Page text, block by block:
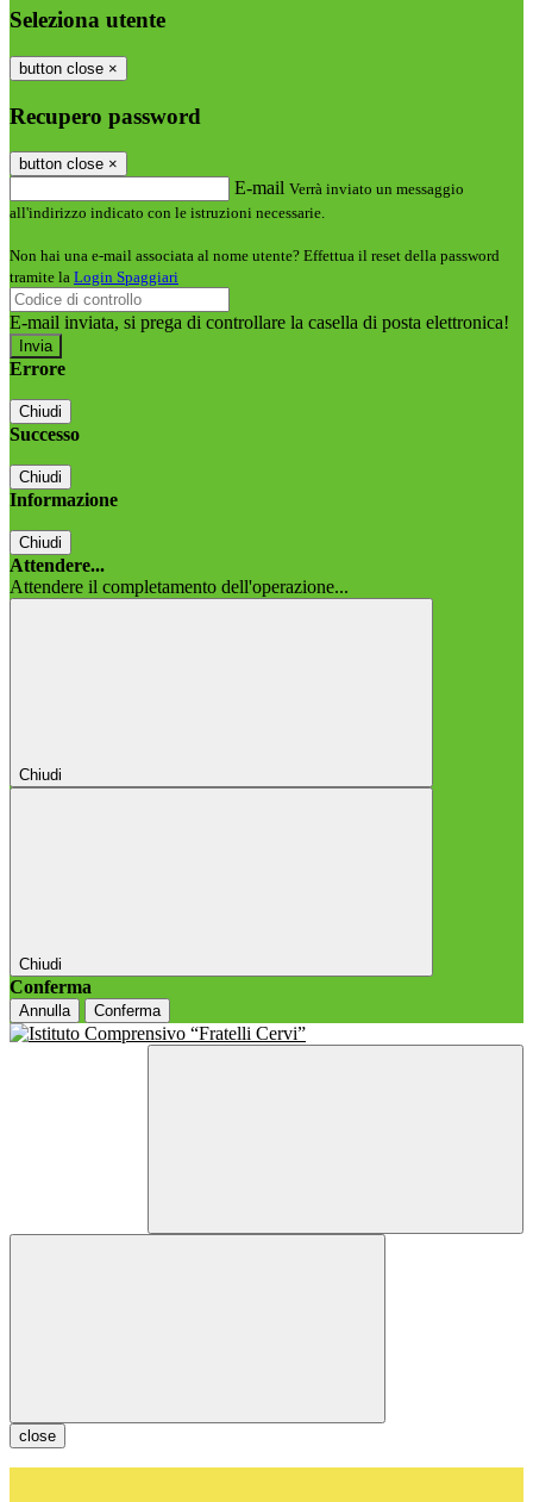
Seleziona utente
button close ×
Recupero password
button close ×
E-mail Verrà inviato un messaggio
all'indirizzo indicato con le istruzioni necessarie.
Non hai una e-mail associata al nome utente? Effettua il reset della password
tramite la Login Spaggiari
E-mail inviata, si prega di controllare la casella di posta elettronica!
Errore
Chiudi
Successo
Chiudi
Informazione
Chiudi
Attendere...
Attendere il completamento dell'operazione...
Chiudi
Chiudi
Conferma
Annulla Conferma
close